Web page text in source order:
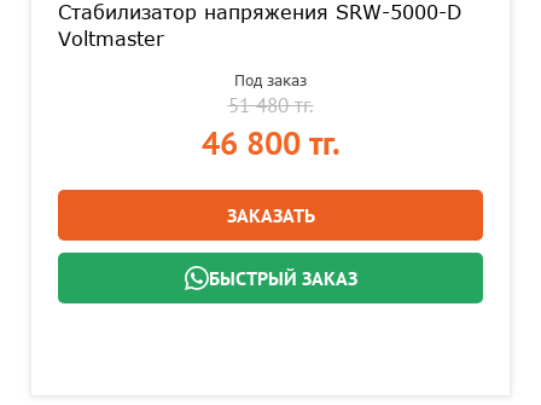
Стабилизатор напряжения SRW-5000-D
Voltmaster
Под заказ
51 480 тг.
46 800 тг.
ЗАКАЗАТЬ
БЫСТРЫЙ ЗАКАЗ